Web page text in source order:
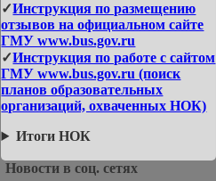
✓Инструкция по размещению
отзывов на официальном сайте
ГМУ www.bus.gov.ru
✓Инструкция по работе с сайтом
ГМУ www.bus.gov.ru (поиск
планов образовательных
организаций, охваченных НОК)
Итоги НОК
Новости в соц. сетях